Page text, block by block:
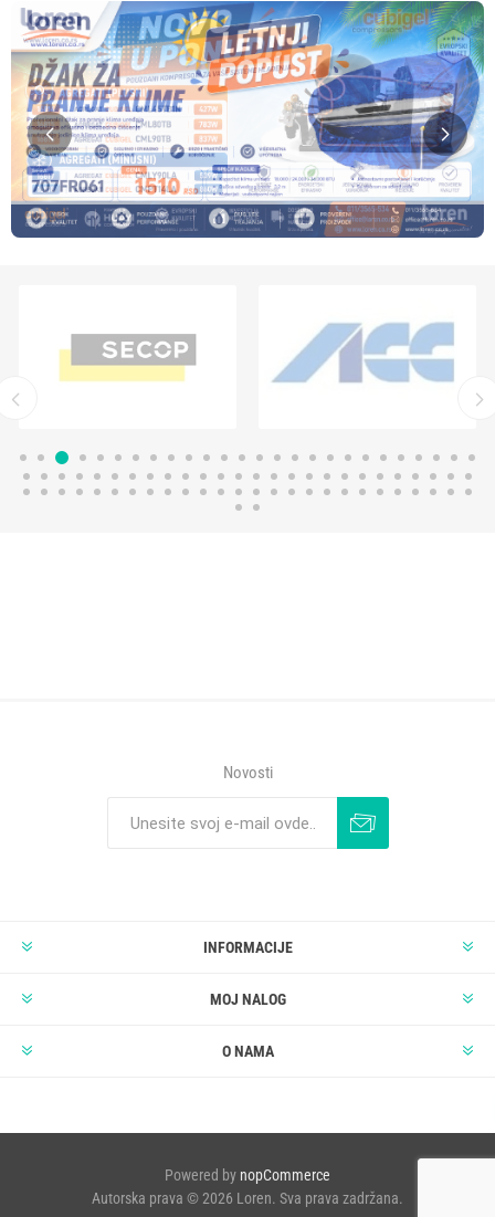
Novosti
INFORMACIJE
MOJ NALOG
O NAMA
Powered by nopCommerce
Autorska prava © 2026 Loren. Sva prava zadržana.